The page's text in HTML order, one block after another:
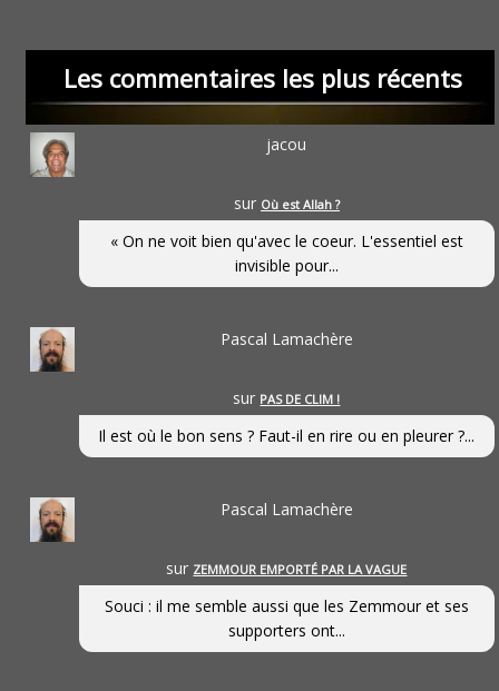
Les commentaires les plus récents
jacou
sur Où est Allah ?
« On ne voit bien qu'avec le coeur. L'essentiel est
invisible pour...
Pascal Lamachère
sur PAS DE CLIM !
Il est où le bon sens ? Faut-il en rire ou en pleurer ?...
Pascal Lamachère
sur ZEMMOUR EMPORTÉ PAR LA VAGUE
Souci : il me semble aussi que les Zemmour et ses
supporters ont...